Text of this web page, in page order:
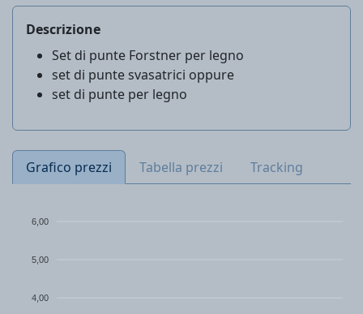
Descrizione
Set di punte Forstner per legno
set di punte svasatrici oppure
set di punte per legno
Grafico prezzi Tabella prezzi Tracking
6,00
5,00
4,00